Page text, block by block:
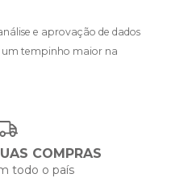
e aprovação de dados
um tempinho maior na
COMPRAS
todo o país